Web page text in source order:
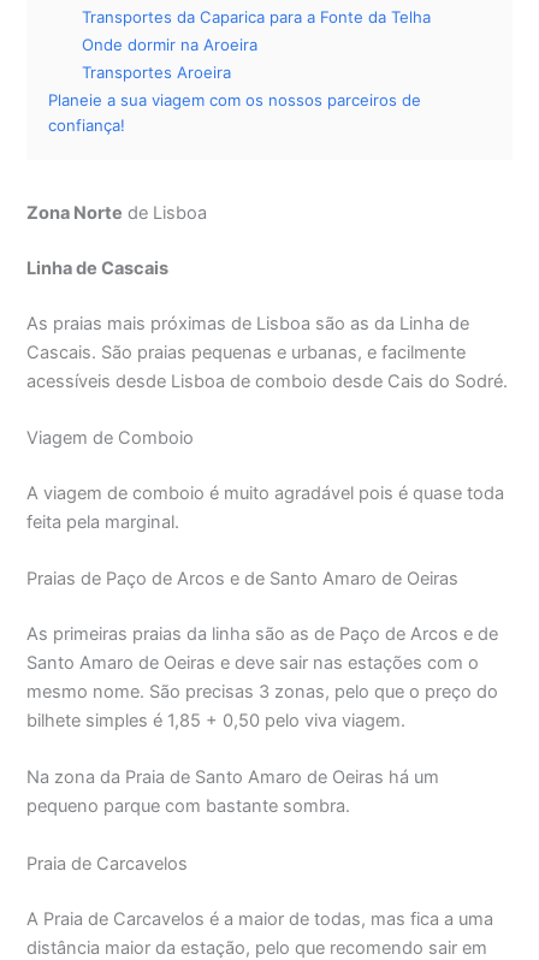
Transportes da Caparica para a Fonte da Telha
Onde dormir na Aroeira
Transportes Aroeira
Planeie a sua viagem com os nossos parceiros de
confiança!
Zona Norte de Lisboa
Linha de Cascais
As praias mais próximas de Lisboa são as da Linha de
Cascais. São praias pequenas e urbanas, e facilmente
acessíveis desde Lisboa de comboio desde Cais do Sodré.
Viagem de Comboio
A viagem de comboio é muito agradável pois é quase toda
feita pela marginal.
Praias de Paço de Arcos e de Santo Amaro de Oeiras
As primeiras praias da linha são as de Paço de Arcos e de
Santo Amaro de Oeiras e deve sair nas estações com o
mesmo nome. São precisas 3 zonas, pelo que o preço do
bilhete simples é 1,85 + 0,50 pelo viva viagem.
Na zona da Praia de Santo Amaro de Oeiras há um
pequeno parque com bastante sombra.
Praia de Carcavelos
A Praia de Carcavelos é a maior de todas, mas fica a uma
distância maior da estação, pelo que recomendo sair em